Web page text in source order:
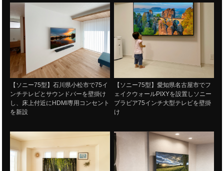
【ソニー75型】石川県小松市で75イ
ンチテレビとサウンドバーを壁掛け
し、床上付近にHDMI専用コンセント
を新設
【ソニー75型】愛知県名古屋市でフ
ェイクウォールPIXYを設置しソニー
ブラビア75インチ大型テレビを壁掛
け